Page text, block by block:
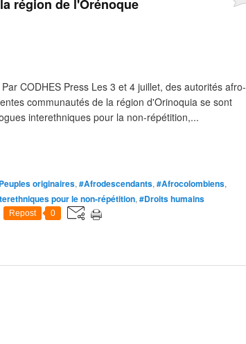
région de l'Orénoque
CODHES Press Les 3 et 4 juillet, des autorités afro-
communautés de la région d'Orinoquia se sont
interethniques pour la non-répétition,...
originaires, #Afrodescendants, #Afrocolombiens,
pour le non-répétition, #Droits humains
Repost 0